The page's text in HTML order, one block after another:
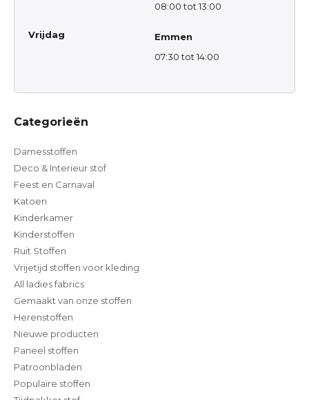
08:00 tot 13:00
Vrijdag
Emmen
07:30 tot 14:00
Categorieën
Damesstoffen
Deco & Interieur stof
Feest en Carnaval
Katoen
Kinderkamer
Kinderstoffen
Ruit Stoffen
Vrijetijd stoffen voor kleding
All ladies fabrics
Gemaakt van onze stoffen
Herenstoffen
Nieuwe producten
Paneel stoffen
Patroonbladen
Populaire stoffen